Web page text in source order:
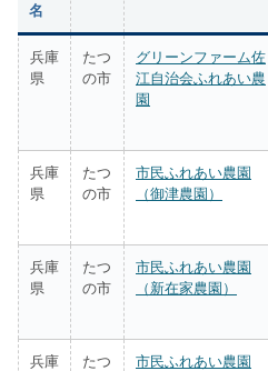
名
兵庫
県
たつ
の市
グリーンファーム佐
江自治会ふれあい農
園
兵庫
県
たつ
の市
市民ふれあい農園
（御津農園）
兵庫
県
たつ
の市
市民ふれあい農園
（新在家農園）
兵庫
たつ
市民ふれあい農園